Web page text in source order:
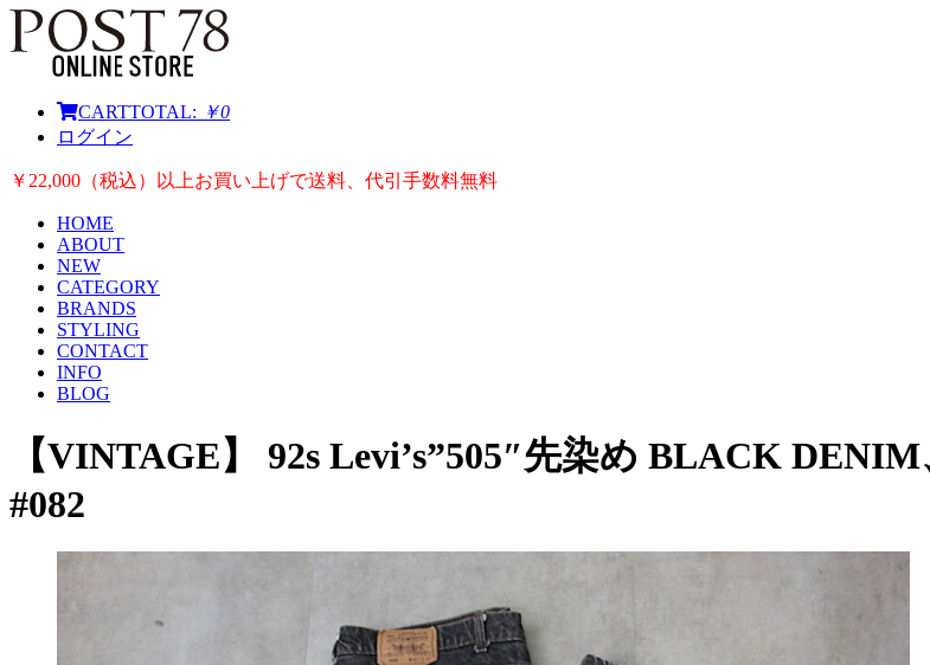
CARTTOTAL: ￥0
ログイン
￥22,000（税込）以上お買い上げで送料、代引手数料無料
HOME
ABOUT
NEW
CATEGORY
BRANDS
STYLING
CONTACT
INFO
BLOG
【VINTAGE】 92s Levi’s”505″先染め BLACK
#082